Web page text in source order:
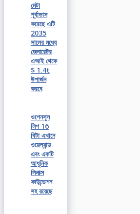
মেটা
পূর্বাভাস
করেছে এটি
2035
সালের মধ্যে
জেনারেটর
এআই থেকে
$ 1.4t
উপার্জন
করবে
ওপেনসুস
লিপ 16
বিটা এখানে
ওয়েল্যান্ড
এবং একটি
আধুনিক
লিনাক্স
ফাউন্ডেশন
সহ রয়েছে